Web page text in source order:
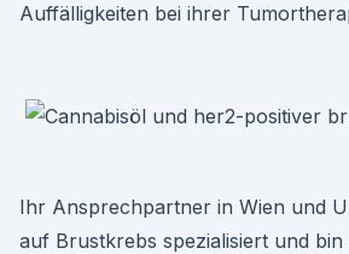
Auffälligkeiten bei ihrer
Ihr Ansprechpartner in Wien und
auf Brustkrebs spezialisiert und bin